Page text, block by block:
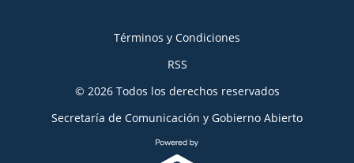
Términos y Condiciones
RSS
© 2026 Todos los derechos reservados
Secretaría de Comunicación y Gobierno Abierto